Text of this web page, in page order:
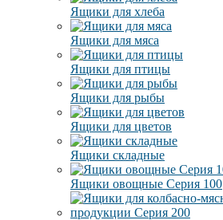
Ящики для хлеба
Ящики для мяса
Ящики для птицы
Ящики для рыбы
Ящики для цветов
Ящики складные
Ящики овощные Серия 100